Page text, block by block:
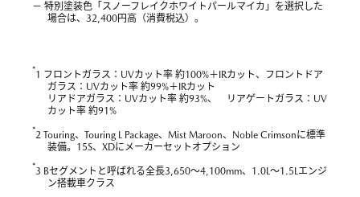
－ 特別塗装色「スノーフレイクホワイトパールマイカ」を選択した
場合は、32,400円高（消費税込）。
*1 フロントガラス：UVカット率 約100%＋IRカット、フロントドア
ガラス：UVカット率 約99%＋IRカット
リアドアガラス：UVカット率 約93%、 リアゲートガラス：UV
カット率 約91%
*2 Touring、Touring L Package、Mist Maroon、Noble Crimsonに標準
装備。15S、XDにメーカーセットオプション
*3 Bセグメントと呼ばれる全長3,650～4,100mm、1.0L～1.5Lエンジ
ン搭載車クラス